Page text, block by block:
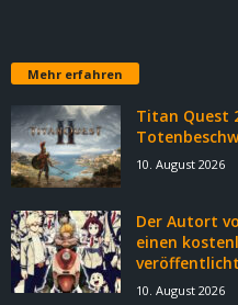
Mehr erfahren
Titan Quest
10. August 2026
Der Autort
einen
veröffentlicht
10. August 2026